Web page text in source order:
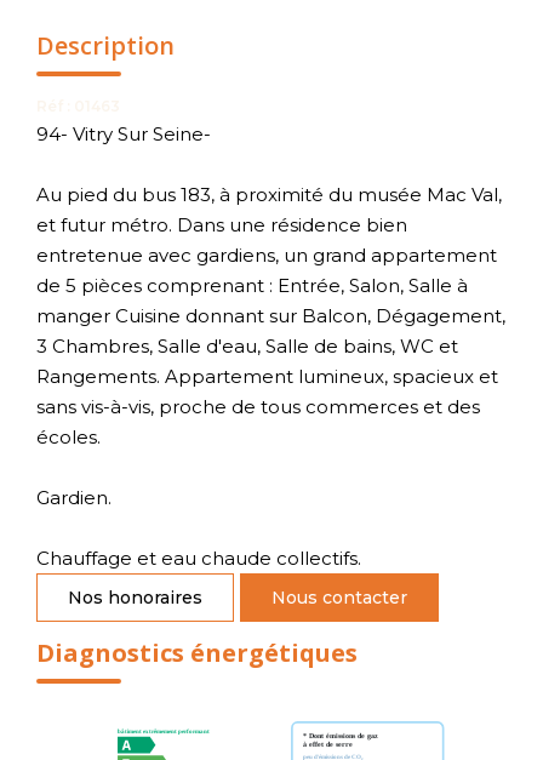
Description
94- Vitry Sur Seine-
Au pied du bus 183, à proximité du musée Mac Val,
et futur métro. Dans une résidence bien
entretenue avec gardiens, un grand appartement
de 5 pièces comprenant : Entrée, Salon, Salle à
manger Cuisine donnant sur Balcon, Dégagement,
3 Chambres, Salle d'eau, Salle de bains, WC et
Rangements. Appartement lumineux, spacieux et
sans vis-à-vis, proche de tous commerces et des
écoles.
Gardien.
Chauffage et eau chaude collectifs.
Nos honoraires Nous contacter
Diagnostics énergétiques